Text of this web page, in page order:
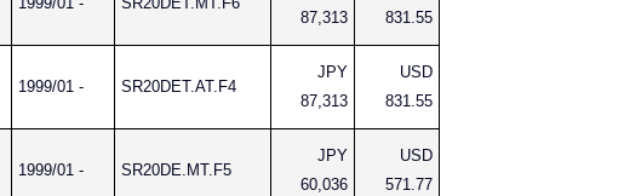
87,313
831.55
1999/01 - SR20DET.AT.F4
JPY
87,313
USD
831.55
1999/01 - SR20DE.MT.F5
JPY
60,036
USD
571.77